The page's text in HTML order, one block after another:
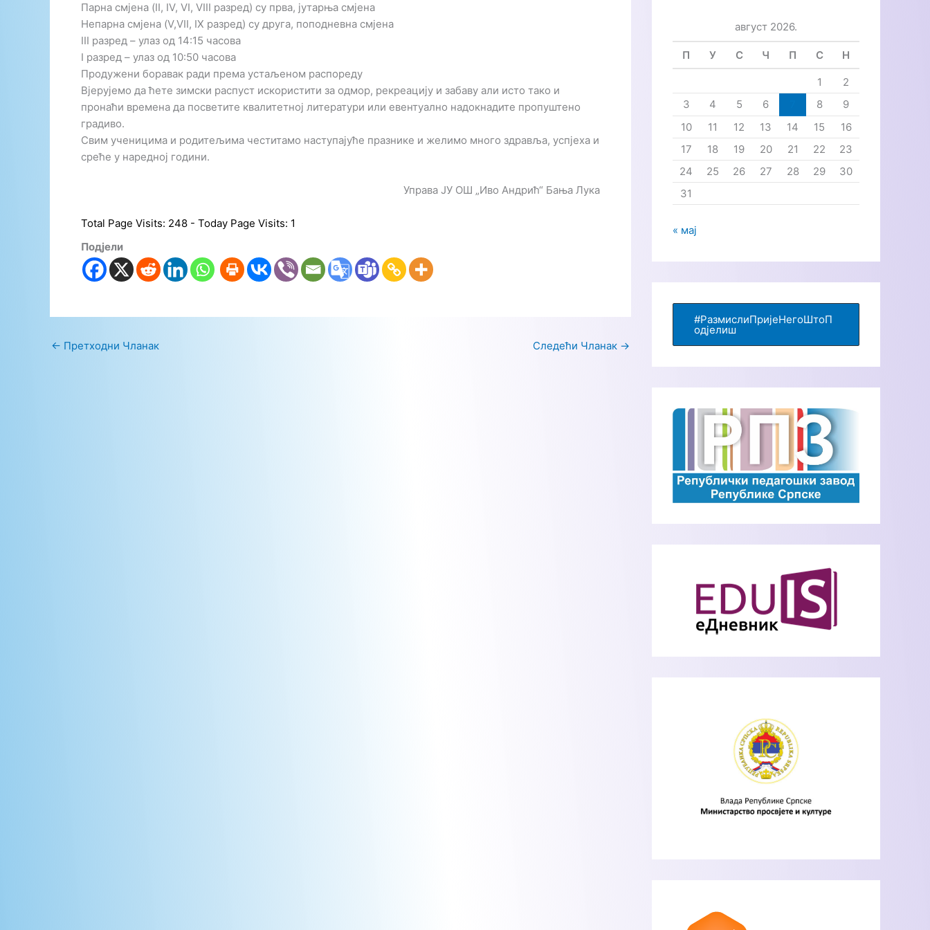
Парна смјена (II, IV, VI, VIII разред) су прва, јутарња смјена
Непарна смјена (V,VII, IX разред) су друга, поподневна смјена
III разред – улаз од 14:15 часова
I разред – улаз од 10:50 часова
Продужени боравак ради према устаљеном распореду
Вјерујемо да ћете зимски распуст искористити за одмор, рекреацију и забаву али исто тако и
пронаћи времена да посветите квалитетној литератури или евентуално надокнадите пропуштено
градиво.
Свим ученицима и родитељима честитамо наступајуће празнике и желимо много здравља, успјеха и
среће у наредној години.
Управа ЈУ ОШ „Иво Андрић“ Бања Лука
Total Page Visits: 248 - Today Page Visits: 1
Подјели
← Претходни Чланак Следећи Чланак →
а
з
август 2026.
П У С Ч П С Н
1
2
3
4 5 6 8
9
10
11 12 13 14 15
16
17
18 19 20 21 22
23
24
25 26 27 28 29
30
31
« мај
#РазмислиПријеНегоШтоП
одјелиш